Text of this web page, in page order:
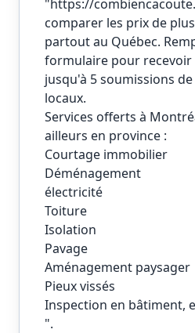
"https://
comparer les prix de
partout au Québec.
formulaire pour
jusqu'à 5 soumissions
locaux.
Services offerts à
ailleurs en province :
Courtage immobilier
Déménagement
électricité
Toiture
Isolation
Pavage
Aménagement paysager
Pieux vissés
Inspection en bâtiment,
".